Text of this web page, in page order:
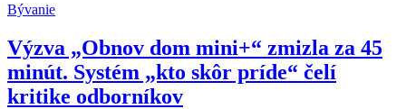
Bývanie
Výzva „Obnov dom mini+“ zmizla za 45
minút. Systém „kto skôr príde“ čelí
kritike odborníkov